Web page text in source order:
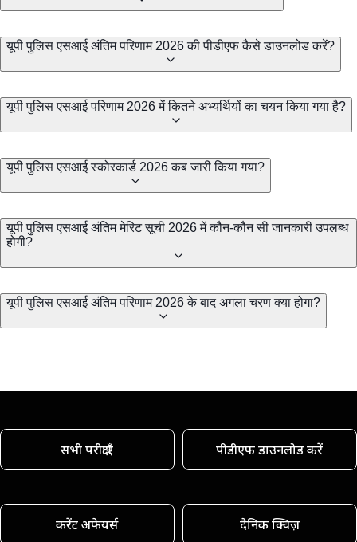
यूपी पुलिस एसआई अंतिम परिणाम 2026 की पीडीएफ कैसे डाउनलोड करें?
यूपी पुलिस एसआई परिणाम 2026 में कितने अभ्यर्थियों का चयन किया गया है?
यूपी पुलिस एसआई स्कोरकार्ड 2026 कब जारी किया गया?
यूपी पुलिस एसआई अंतिम मेरिट सूची 2026 में कौन-कौन सी जानकारी उपलब्ध
होगी?
यूपी पुलिस एसआई अंतिम परिणाम 2026 के बाद अगला चरण क्या होगा?
सभी परीक्षाएँ पीडीएफ डाउनलोड करें
करेंट अफेयर्स दैनिक क्विज़